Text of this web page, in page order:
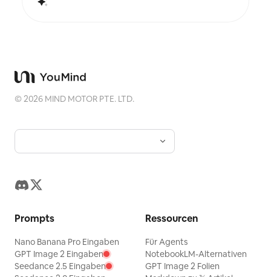
bei passender Gelegenheit wird ein kleiner
Architektur- und Stadtbild-Poster, abstrakte
redaktionelle Fotografie, Galerie-artige
Fotocover sowie für visuelle Serien, die auf
mobilen Plattformen wie Douyin verbreitet
©2026 MIND MOTOR PTE. LTD.
Prompts
Nano Banana Pro Eingaben
GPT Image 2 Eingaben
Seedance 2.5 Eingaben
Ressourcen
Für Agents
NotebookLM-Alternativen
GPT Image 2 Folien